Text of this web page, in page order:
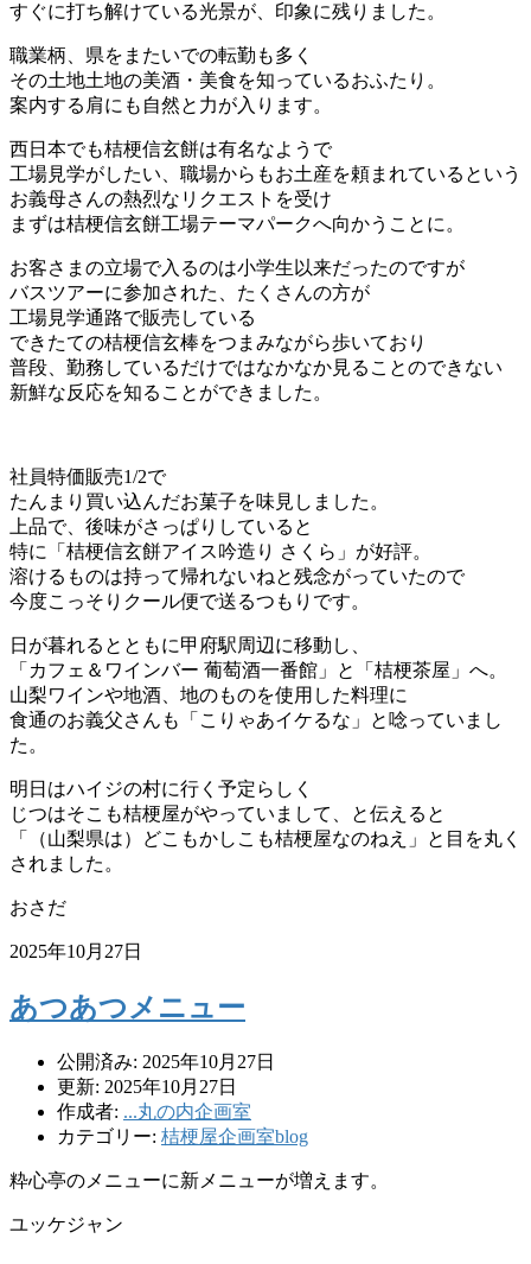
すぐに打ち解けている光景が、印象に残りました。
職業柄、県をまたいでの転勤も多く
その土地土地の美酒・美食を知っているおふたり。
案内する肩にも自然と力が入ります。
西日本でも桔梗信玄餅は有名なようで
工場見学がしたい、職場からもお土産を頼まれているという
お義母さんの熱烈なリクエストを受け
まずは桔梗信玄餅工場テーマパークへ向かうことに。
お客さまの立場で入るのは小学生以来だったのですが
バスツアーに参加された、たくさんの方が
工場見学通路で販売している
できたての桔梗信玄棒をつまみながら歩いており
普段、勤務しているだけではなかなか見ることのできない
新鮮な反応を知ることができました。
社員特価販売1/2で
たんまり買い込んだお菓子を味見しました。
上品で、後味がさっぱりしていると
特に「桔梗信玄餅アイス吟造り さくら」が好評。
溶けるものは持って帰れないねと残念がっていたので
今度こっそりクール便で送るつもりです。
日が暮れるとともに甲府駅周辺に移動し、
「カフェ＆ワインバー 葡萄酒一番館」と「桔梗茶屋」へ。
山梨ワインや地酒、地のものを使用した料理に
食通のお義父さんも「こりゃあイケるな」と唸っていまし
た。
明日はハイジの村に行く予定らしく
じつはそこも桔梗屋がやっていまして、と伝えると
「（山梨県は）どこもかしこも桔梗屋なのねえ」と目を丸く
されました。
おさだ
2025年10月27日
あつあつメニュー
公開済み: 2025年10月27日
更新: 2025年10月27日
作成者: ...丸の内企画室
カテゴリー: 桔梗屋企画室blog
粋心亭のメニューに新メニューが増えます。
ユッケジャン